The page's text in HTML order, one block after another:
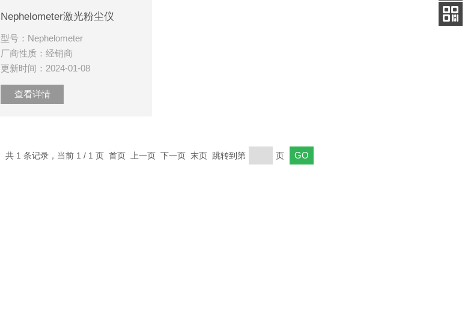
Nephelometer激光粉尘仪
型号：Nephelometer
厂商性质：经销商
更新时间：2024-01-08
查看详情
共 1 条记录，当前 1 / 1 页 首页 上一页 下一页 末页 跳转到第 页
客服
电话